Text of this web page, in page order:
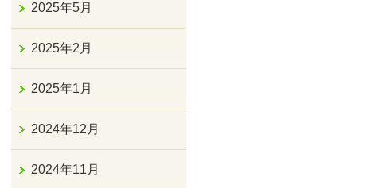
2025年5月
2025年2月
2025年1月
2024年12月
2024年11月